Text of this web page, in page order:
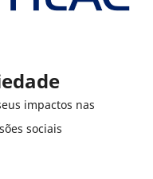
impactos nas
sociais